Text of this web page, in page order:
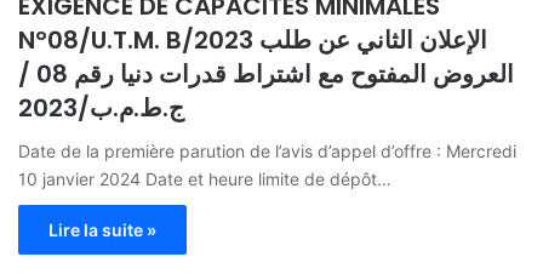
N°08/U.T.M. B/2023 الإعلان الثاني عن طلب
العروض المفتوح مع اشتراط قدرات دنيا رقم 08 /
ج.ط.م.ب/2023
Date de la première parution de l’avis d’appel d’offre : Mercredi
10 janvier 2024 Date et heure limite de dépôt…
Lire la suite »